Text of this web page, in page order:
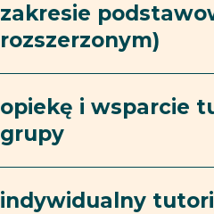
zakresie
rozszerzonym)
opiekę i wsparcie
grupy
indywidualny